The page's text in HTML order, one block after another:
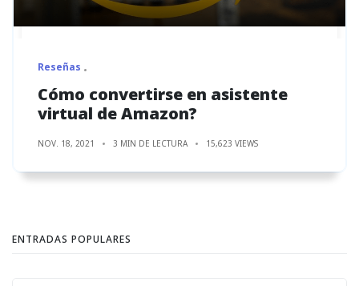
Reseñas
Cómo convertirse en asistente
virtual de Amazon?
NOV. 18, 2021 3 MIN DE LECTURA 15,623 VIEWS
ENTRADAS POPULARES